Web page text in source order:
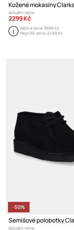
Aktuální cena:
2299 Kč
Běžná cena:3999 Kč
Nejnižší cena:2499 Kč
-50%
Aktuální cena: